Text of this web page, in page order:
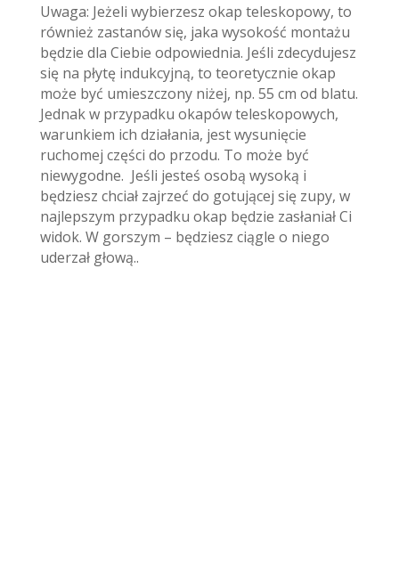
Uwaga: Jeżeli wybierzesz okap teleskopowy, to
również zastanów się, jaka wysokość montażu
będzie dla Ciebie odpowiednia. Jeśli zdecydujesz
się na płytę indukcyjną, to teoretycznie okap
może być umieszczony niżej, np. 55 cm od blatu.
Jednak w przypadku okapów teleskopowych,
warunkiem ich działania, jest wysunięcie
ruchomej części do przodu. To może być
niewygodne. Jeśli jesteś osobą wysoką i
będziesz chciał zajrzeć do gotującej się zupy, w
najlepszym przypadku okap będzie zasłaniał Ci
widok. W gorszym – będziesz ciągle o niego
uderzał głową..